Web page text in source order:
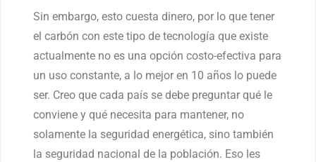
Sin embargo, esto cuesta dinero, por lo que tener
el carbón con este tipo de tecnología que existe
actualmente no es una opción costo-efectiva para
un uso constante, a lo mejor en 10 años lo puede
ser. Creo que cada país se debe preguntar qué le
conviene y qué necesita para mantener, no
solamente la seguridad energética, sino también
la seguridad nacional de la población. Eso les